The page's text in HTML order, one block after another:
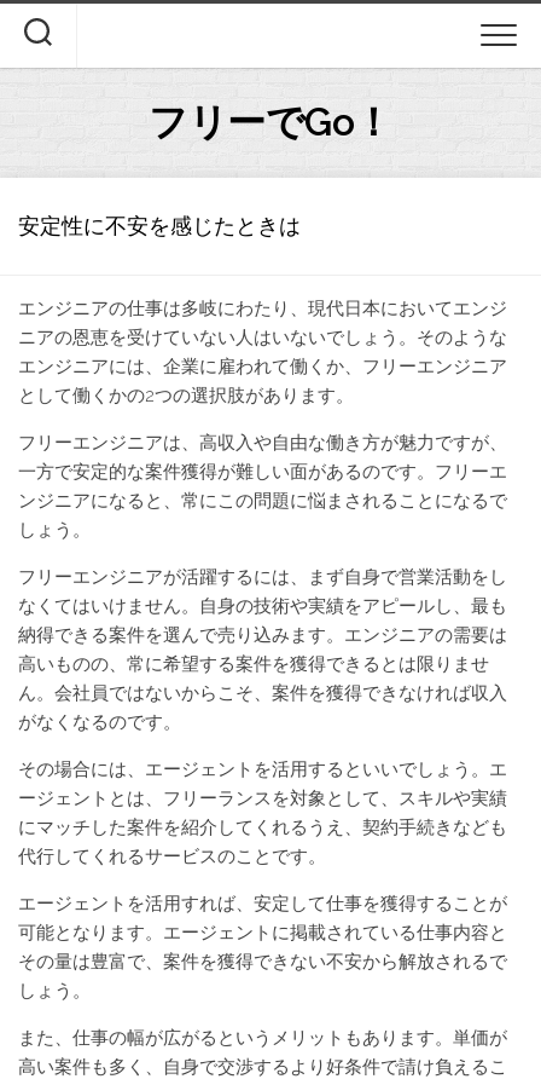
content
フリーでGo！
安定性に不安を感じたときは
エンジニアの仕事は多岐にわたり、現代日本においてエンジ
ニアの恩恵を受けていない人はいないでしょう。そのような
エンジニアには、企業に雇われて働くか、フリーエンジニア
として働くかの2つの選択肢があります。
フリーエンジニアは、高収入や自由な働き方が魅力ですが、
一方で安定的な案件獲得が難しい面があるのです。フリーエ
ンジニアになると、常にこの問題に悩まされることになるで
しょう。
フリーエンジニアが活躍するには、まず自身で営業活動をし
なくてはいけません。自身の技術や実績をアピールし、最も
納得できる案件を選んで売り込みます。エンジニアの需要は
高いものの、常に希望する案件を獲得できるとは限りませ
ん。会社員ではないからこそ、案件を獲得できなければ収入
がなくなるのです。
その場合には、エージェントを活用するといいでしょう。エ
ージェントとは、フリーランスを対象として、スキルや実績
にマッチした案件を紹介してくれるうえ、契約手続きなども
代行してくれるサービスのことです。
エージェントを活用すれば、安定して仕事を獲得することが
可能となります。エージェントに掲載されている仕事内容と
その量は豊富で、案件を獲得できない不安から解放されるで
しょう。
また、仕事の幅が広がるというメリットもあります。単価が
高い案件も多く、自身で交渉するより好条件で請け負えるこ